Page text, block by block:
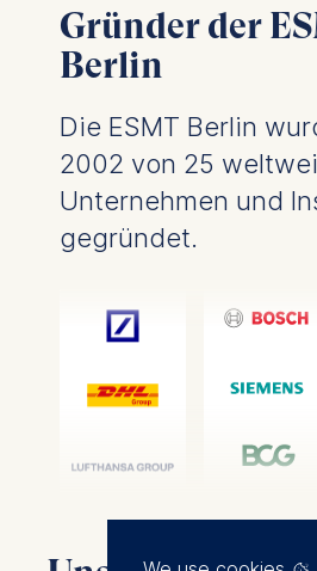
Gründer der
Berlin
Die ESMT Berlin
2002 von 25
Unternehmen und
gegründet.